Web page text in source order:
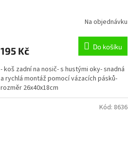
Na objednávku
195 Kč Do košíku
- koš zadní na nosič- s hustými oky- snadná
a rychlá montáž pomocí vázacích pásků-
rozměr 26x40x18cm
Kód: 8636